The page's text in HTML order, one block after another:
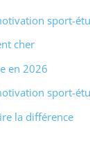
sport-
cher
en 2026
sport-
la différence